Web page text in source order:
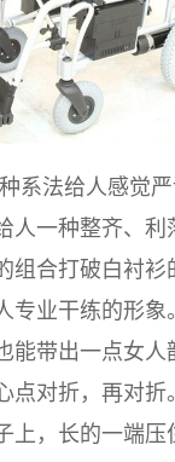
系法给人感觉
人一种整齐、利
组合打破白衬衫
专业干练的形象
能带出一点女人
点对折，再对折
上，长的一端压